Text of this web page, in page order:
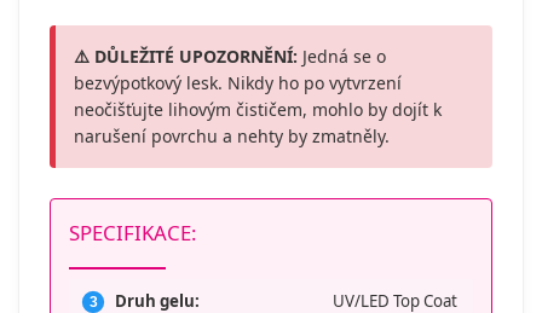
⚠️ DŮLEŽITÉ UPOZORNĚNÍ: Jedná se o
bezvýpotkový lesk. Nikdy ho po vytvrzení
neočišťujte lihovým čističem, mohlo by dojít k
narušení povrchu a nehty by zmatněly.
SPECIFIKACE:
3 Druh gelu: UV/LED Top Coat